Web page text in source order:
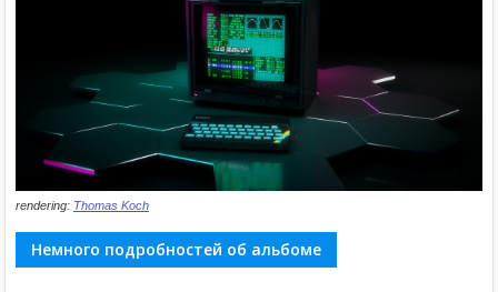
rendering: Thomas Koch
Немного подробностей об альбоме